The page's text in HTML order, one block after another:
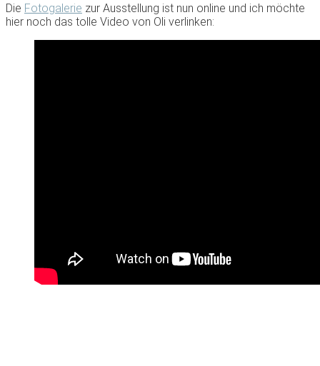
Die Fotogalerie zur Ausstellung ist nun online und ich möchte
hier noch das tolle Video von Oli verlinken: